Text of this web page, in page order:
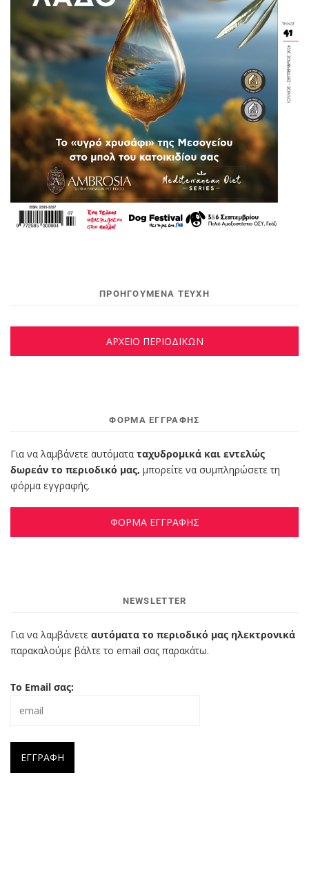
ΠΡΟΗΓΟΥΜΕΝΑ ΤΕΥΧΗ
ΑΡΧΕΙΟ ΠΕΡΙΟΔΙΚΩΝ
ΦΌΡΜΑ ΕΓΓΡΑΦΉΣ
Για να λαμβάνετε αυτόματα ταχυδρομικά και εντελώς
δωρεάν το περιοδικό μας, μπορείτε να συμπληρώσετε τη
φόρμα εγγραφής.
ΦΟΡΜΑ ΕΓΓΡΑΦΗΣ
NEWSLETTER
Για να λαμβάνετε αυτόματα το περιοδικό μας ηλεκτρονικά
παρακαλούμε βάλτε το email σας παρακάτω.
Το Email σας: